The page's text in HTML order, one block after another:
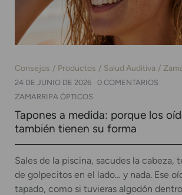
Consejos Productos Salud Auditiva
24 DE JUNIO DE 2026
0 COMENTARIOS
ZAMARRIPA ÓPTICOS
Tapones a medida: porque los
también tienen su forma
Sales de la piscina, sacudes la cabeza,
de golpecitos en el lado… y nada. Ese
tapado, como si tuvieras algodón